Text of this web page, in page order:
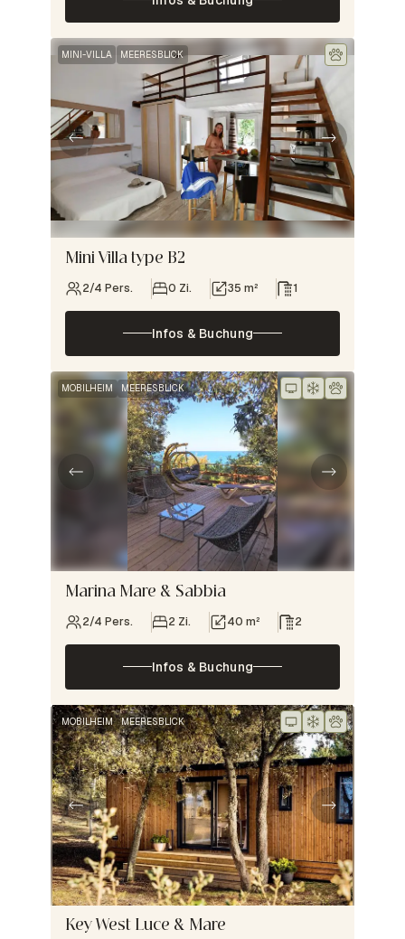
MINI-VILLA MEERESBLICK
Mini Villa type B2
2/4 Pers. 0 Zi. 35 m² 1
Infos & Buchung
MOBILHEIM MEERESBLICK
Marina Mare & Sabbia
2/4 Pers. 2 Zi. 40 m² 2
Infos & Buchung
MOBILHEIM MEERESBLICK
Key West Luce & Mare